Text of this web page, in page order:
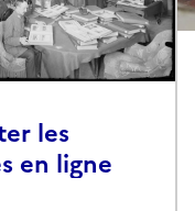
les
en ligne